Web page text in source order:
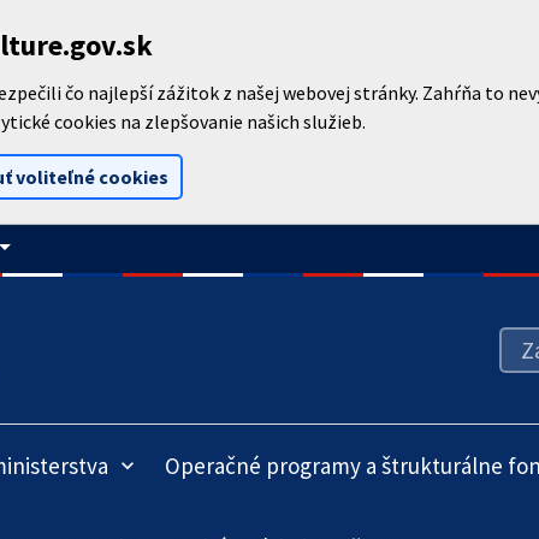
čo najlepší zážitok z našej webovej stránky. Zahŕňa to
cookies na zlepšovanie našich služieb.
voliteľné cookies
arrow_drop_down
keyboard_arrow_down Operačné programy a štrukturálne